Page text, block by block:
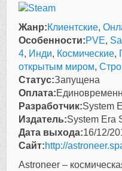
Жанр:Клиентские,
Особенности:PVE,
4, Инди, Космические,
открытым миром,
Статус:Запущена
Оплата:
Разработчик:System
Издатель:System Era
Дата выхода:16/12/
Сайт:http://
Astroneer –